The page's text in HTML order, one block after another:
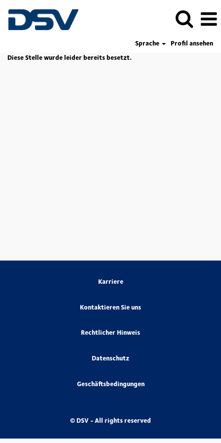
Sprache
Profil ansehen
Diese Stelle wurde leider bereits besetzt.
Karriere
Kontaktieren Sie uns
Rechtlicher Hinweis
Datenschutz
Geschäftsbedingungen
© DSV - All rights reserved